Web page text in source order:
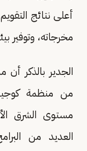
أعلى نتائج
مخرجاته، وتوفير
الجدير بالذكر
من منظمة
مستوى الشرق
العديد من